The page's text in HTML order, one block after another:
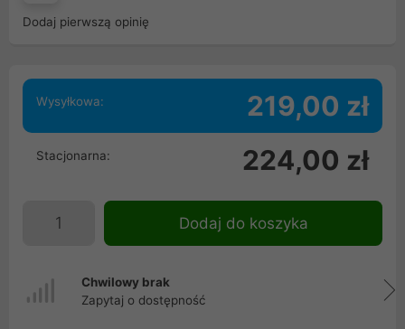
Dodaj pierwszą opinię
Wysyłkowa: 219,00 zł
Stacjonarna: 224,00 zł
Dodaj do koszyka
Chwilowy brak
Zapytaj o dostępność